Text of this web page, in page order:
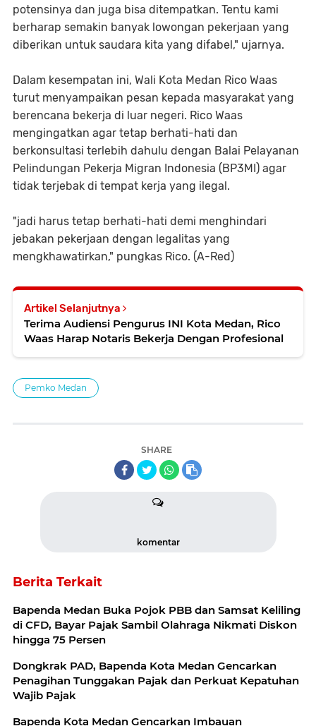
potensinya dan juga bisa ditempatkan. Tentu kami
berharap semakin banyak lowongan pekerjaan yang
diberikan untuk saudara kita yang difabel," ujarnya.
Dalam kesempatan ini, Wali Kota Medan Rico Waas
turut menyampaikan pesan kepada masyarakat yang
berencana bekerja di luar negeri. Rico Waas
mengingatkan agar tetap berhati-hati dan
berkonsultasi terlebih dahulu dengan Balai Pelayanan
Pelindungan Pekerja Migran Indonesia (BP3MI) agar
tidak terjebak di tempat kerja yang ilegal.
"jadi harus tetap berhati-hati demi menghindari
jebakan pekerjaan dengan legalitas yang
mengkhawatirkan," pungkas Rico. (A-Red)
Artikel Selanjutnya
Terima Audiensi Pengurus INI Kota Medan, Rico
Waas Harap Notaris Bekerja Dengan Profesional
Pemko Medan
SHARE
komentar
Berita Terkait
Bapenda Medan Buka Pojok PBB dan Samsat Keliling
di CFD, Bayar Pajak Sambil Olahraga Nikmati Diskon
hingga 75 Persen
Dongkrak PAD, Bapenda Kota Medan Gencarkan
Penagihan Tunggakan Pajak dan Perkuat Kepatuhan
Wajib Pajak
Bapenda Kota Medan Gencarkan Imbauan